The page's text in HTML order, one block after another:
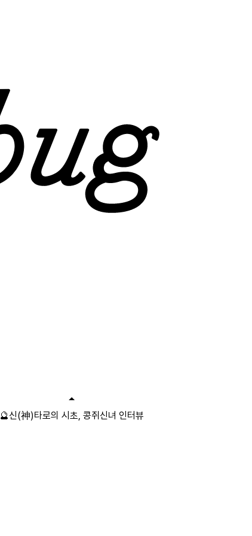
🔮신(神)타로의 시초, 콩쥐신녀 인터뷰